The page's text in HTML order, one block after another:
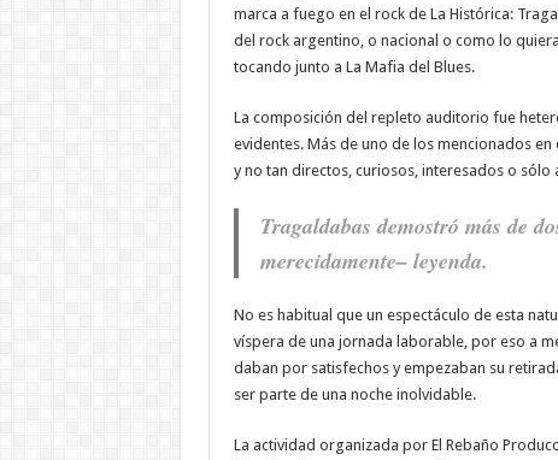
marca a fuego en el rock de La Histórica:
del rock argentino, o nacional o como lo
tocando junto a La Mafia del Blues.
La composición del repleto auditorio fue
evidentes. Más de uno de los mencionados
y no tan directos, curiosos, interesados o
Tragaldabas demostró más de
merecidamente– leyenda.
No es habitual que un espectáculo de esta
víspera de una jornada laborable, por eso a
daban por satisfechos y empezaban su
ser parte de una noche inolvidable.
La actividad organizada por El Rebaño